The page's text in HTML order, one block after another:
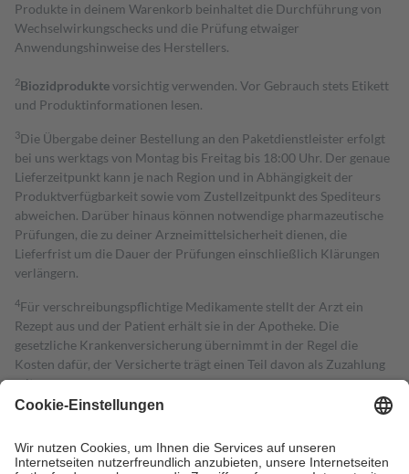
Produkte in deinem Warenkorb beinhaltet die Durchführung von
Wechselwirkungschecks und die Prüfung etwaiger
Anwendungshinweise des Herstellers.
2Biozidproduktevorsichtig verwenden. Vor Gebrauch stets Etikett
und Produktinformationen lesen.
3Die Übergabe deiner Bestellung an den Paketdienstleister erfolgt
bei uns werktags von Montag bis Freitag bis 18:00 Uhr. Der genaue
Lieferzeitpunkt kann je nach Region und in Abhängigkeit der
Produktverfügbarkeit sowie vom Zustellzeitpunkt des Spediteurs
abweichen. Darüber hinaus können notwendige pharmazeutische
Prüfungen, die zu deiner Arzneimittelsicherheit dienen, die
Lieferfrist um die Dauer der Prüfungen einschließlich Klärungen
verlängern.
4Für verschreibungspflichtige Medikamente stellt der Arzt ein
Rezept aus und der Patient erhält sie in der Apotheke. Die
gesetzliche Krankenversicherung übernimmt in der Regel die
Kosten dafür, der Versicherte trägt einen Teil davon als Zuzahlung
mit.
Grundsätzlich leisten Mitglieder Zuzahlungen in Höhe von zehn
höchstens zehn Euro.
Es sind jedoch nie mehr als die tatsächlichen
Kosten der Leistung zu entrichten.